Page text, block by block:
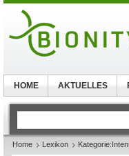
Home Lexikon
HOME AKTUELLES